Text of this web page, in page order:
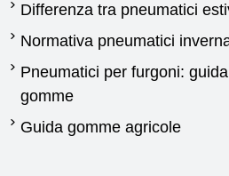
Differenza tra pneumatici
Normativa pneumatici
Pneumatici per furgoni:
gomme
Guida gomme agricole